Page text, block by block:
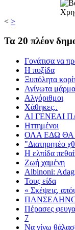
< >
Τα 20 πλέον
Γονάτισα να
Η πυξίδα
Ξυπόλητα
Αγίνωτα
Αλγόριθμοι
Χάθηκες..
ΑΙ ΓΕΝΕΑΙ
Ηττημένοι
ΟΛΑ ΕΔΩ
"Διατηρητέο
Η ελπίδα
Ζωή χαμένη
Albinoni:
Τους είδα
« Σκέψεις,
Πέρασες
7
Να γίνω